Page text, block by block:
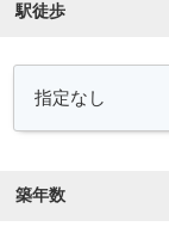
駅徒歩
築年数